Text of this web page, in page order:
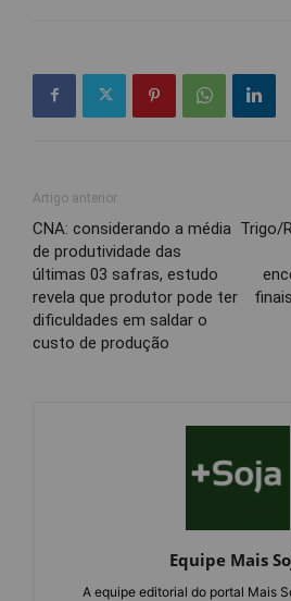
Artigo anterior
CNA: considerando a média
de produtividade das
últimas 03 safras, estudo
revela que produtor pode ter
dificuldades em saldar o
custo de produção
Trigo/
Equipe Mais
A equipe editorial do portal Mais